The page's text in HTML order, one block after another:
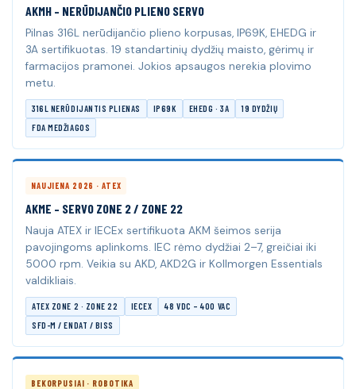
AKMH – NERŪDIJANČIO PLIENO SERVO
Pilnas 316L nerūdijančio plieno korpusas, IP69K, EHEDG ir
3A sertifikuotas. 19 standartinių dydžių maisto, gėrimų ir
farmacijos pramonei. Jokios apsaugos nerekia plovimo
metu.
316L NERŪDIJANTIS PLIENAS IP69K EHEDG · 3A
19 DYDŽIŲ
FDA MEDŽIAGOS
NAUJIENA 2026 · ATEX
AKME – SERVO ZONE 2 / ZONE 22
Nauja ATEX ir IECEx sertifikuota AKM šeimos serija
pavojingoms aplinkoms. IEC rėmo dydžiai 2–7, greičiai iki
5000 rpm. Veikia su AKD, AKD2G ir Kollmorgen Essentials
valdikliais.
ATEX ZONE 2 · ZONE 22 IECEX
48 VDC – 400 VAC
SFD-M / ENDAT / BISS
BEKORPUSIAI · ROBOTIKA